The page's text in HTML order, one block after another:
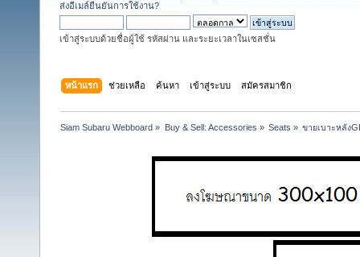
ส่งอีเมล์ยืนยันการใช้งาน?
เข้าสู่ระบบด้วยชื่อผู้ใช้ รหัสผ่าน และระยะเวลาในเซสชั่น
หน้าแรก ช่วยเหลือ ค้นหา เข้าสู่ระบบ สมัครสมาชิก
Siam Subaru Webboard » Buy & Sell: Accessories » Seats » ขายเบาะหลัง